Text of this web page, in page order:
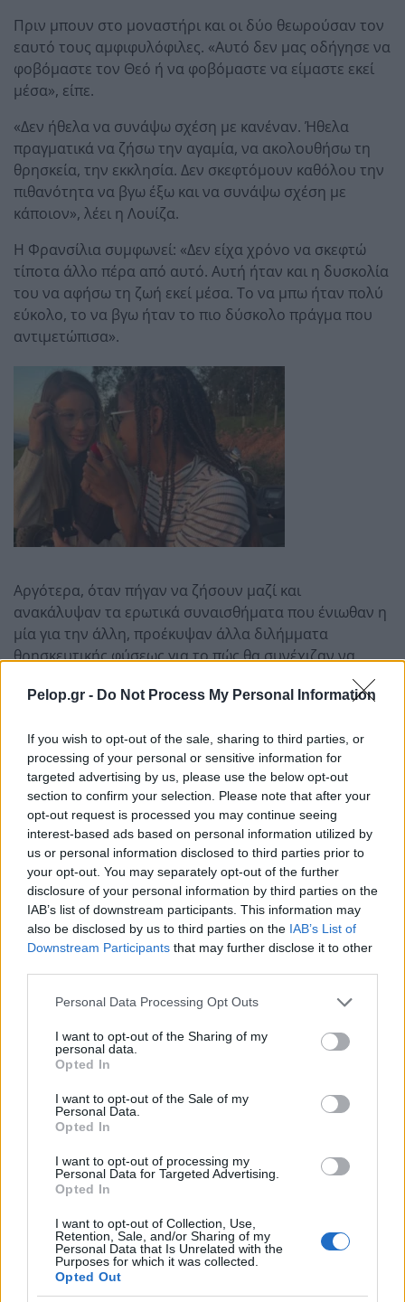
Pelop.gr - Do Not Process My Personal Information
If you wish to opt-out of the sale, sharing to third parties, or
processing of your personal or sensitive information for
targeted advertising by us, please use the below opt-out
section to confirm your selection. Please note that after your
opt-out request is processed you may continue seeing
interest-based ads based on personal information utilized by
us or personal information disclosed to third parties prior to
your opt-out. You may separately opt-out of the further
disclosure of your personal information by third parties on the
IAB’s list of downstream participants. This information may
also be disclosed by us to third parties on the IAB’s List of
Downstream Participants that may further disclose it to other
Please note that this website/app uses one or more Google
not limited to your visit or usage behaviour. You may click to
grant or deny consent to Google and its third-party tags to
use your data for below specified purposes in below Google
consent section.
Personal Data Processing Opt Outs
I want to opt-out of the Sharing of my
personal data.
Opted In
I want to opt-out of the Sale of my
Personal Data.
Opted In
I want to opt-out of processing my
Personal Data for Targeted Advertising.
Opted In
I want to opt-out of Collection, Use,
Retention, Sale, and/or Sharing of my
Personal Data that Is Unrelated with the
Purposes for which it was collected.
Opted Out
Πριν μπουν στο μοναστήρι και οι δύο θεωρούσαν τον
εαυτό τους αμφιφυλόφιλες. «Αυτό δεν μας οδήγησε να
φοβόμαστε τον Θεό ή να φοβόμαστε να είμαστε εκεί
μέσα», είπε.
«Δεν ήθελα να συνάψω σχέση με κανέναν. Ήθελα
πραγματικά να ζήσω την αγαμία, να ακολουθήσω τη
θρησκεία, την εκκλησία. Δεν σκεφτόμουν καθόλου την
πιθανότητα να βγω έξω και να συνάψω σχέση με
κάποιον», λέει η Λουίζα.
Η Φρανσίλια συμφωνεί: «Δεν είχα χρόνο να σκεφτώ
τίποτα άλλο πέρα από αυτό. Αυτή ήταν και η δυσκολία
του να αφήσω τη ζωή εκεί μέσα. Το να μπω ήταν πολύ
εύκολο, το να βγω ήταν το πιο δύσκολο πράγμα που
αντιμετώπισα».
Αργότερα, όταν πήγαν να ζήσουν μαζί και
ανακάλυψαν τα ερωτικά συναισθήματα που ένιωθαν η
μία για την άλλη, προέκυψαν άλλα διλήμματα
θρησκευτικής φύσεως για το πώς θα συνέχιζαν να
ασκούν την πίστη τους μέσα σε έναν καθολικισμό που
δεν αναγνωρίζει τη σχέση τους.
Η απάντηση, λέει η Λουίζα, ήρθε σιγά-σιγά: «Είναι κάτι
για το οποίο εγώ και η Φρανσίλια μιλάμε πολύ εδώ στο
σπίτι: δεν μπορείς να διαχωρίσεις τον Ιησού ως
άνθρωπο και τον Ιησού ως Θεό. Είναι ένας και ο ίδιος.
Και η σεξουαλικότητά μας και η πίστη μας δεν πρέπει
να διαχωρίζονται, γιατί είναι μέσα μας. Είμαστε ένα
ζευγάρι που έχει πίστη, δεν υπάρχει τρόπος να το
διαχωρίσουμε αυτό».
Μια νέα «αποστολή»
Η Φρανσίλια και η Λουίζα συμμετέχουν στο
κινήματα LGBTQI+ καθολικών. «Αυτός ο χώρος
ενισχύει ακόμη περισσότερο την πορεία της πίστης
μας ως άτομα και ως ζευγάρι», λέει η Λουίζα.
Την ημέρα του γάμου, παρευρέθηκαν φίλες από την
εποχή του μοναστηριού που σήμερα έχουν επίσης
αποχωρήσει από τη θρησκευτική ζωή. Δεν υπήρχαν
κληρικοί στην τελετή, αν και εξακολουθούν να
διατηρούν επαφή με μοναχούς και μοναχές εκείνης
της εποχής.
«Λάβαμε πολλή αγάπη, μηνύματα και προσευχές
αφιερωμένες σε εμάς και στη μέρα μας. Ίσως να μην
έχουμε μια φωτογραφία στο ιερό μιας εκκλησίας, αλλά